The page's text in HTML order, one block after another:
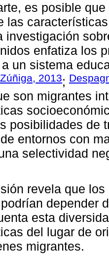
es posible
las
investigación
enfatiza los
un sistema
Zúñiga, 2013;
son migrantes
posibilidades de
entornos con
selectividad
revela que
depender
esta
del lugar de
migrantes.